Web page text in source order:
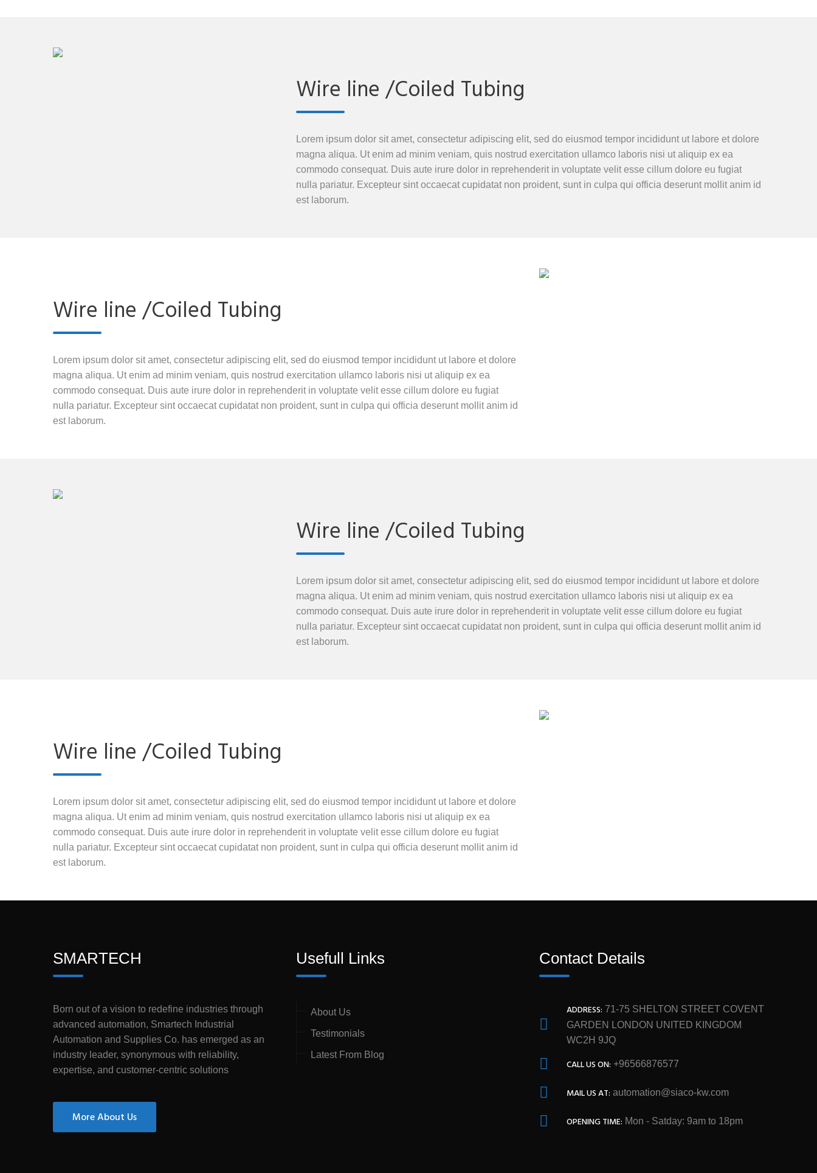
Wire line /Coiled Tubing
Lorem ipsum dolor sit amet, consectetur adipiscing elit, sed do eiusmod tempor incididunt ut labore et dolore
magna aliqua. Ut enim ad minim veniam, quis nostrud exercitation ullamco laboris nisi ut aliquip ex ea
commodo consequat. Duis aute irure dolor in reprehenderit in voluptate velit esse cillum dolore eu fugiat
nulla pariatur. Excepteur sint occaecat cupidatat non proident, sunt in culpa qui officia deserunt mollit anim id
est laborum.
Wire line /Coiled Tubing
Lorem ipsum dolor sit amet, consectetur adipiscing elit, sed do eiusmod tempor incididunt ut labore et dolore
magna aliqua. Ut enim ad minim veniam, quis nostrud exercitation ullamco laboris nisi ut aliquip ex ea
commodo consequat. Duis aute irure dolor in reprehenderit in voluptate velit esse cillum dolore eu fugiat
nulla pariatur. Excepteur sint occaecat cupidatat non proident, sunt in culpa qui officia deserunt mollit anim id
est laborum.
Wire line /Coiled Tubing
Lorem ipsum dolor sit amet, consectetur adipiscing elit, sed do eiusmod tempor incididunt ut labore et dolore
magna aliqua. Ut enim ad minim veniam, quis nostrud exercitation ullamco laboris nisi ut aliquip ex ea
commodo consequat. Duis aute irure dolor in reprehenderit in voluptate velit esse cillum dolore eu fugiat
nulla pariatur. Excepteur sint occaecat cupidatat non proident, sunt in culpa qui officia deserunt mollit anim id
est laborum.
Wire line /Coiled Tubing
Lorem ipsum dolor sit amet, consectetur adipiscing elit, sed do eiusmod tempor incididunt ut labore et dolore
magna aliqua. Ut enim ad minim veniam, quis nostrud exercitation ullamco laboris nisi ut aliquip ex ea
commodo consequat. Duis aute irure dolor in reprehenderit in voluptate velit esse cillum dolore eu fugiat
nulla pariatur. Excepteur sint occaecat cupidatat non proident, sunt in culpa qui officia deserunt mollit anim id
est laborum.
SMARTECH
Born out of a vision to redefine industries through
advanced automation, Smartech Industrial
Automation and Supplies Co. has emerged as an
industry leader, synonymous with reliability,
expertise, and customer-centric solutions
More About Us
Usefull Links
About Us
Testimonials
Latest From Blog
Contact Details
ADDRESS: 71-75 SHELTON STREET COVENT
GARDEN LONDON UNITED KINGDOM
WC2H 9JQ
CALL US ON: +96566876577
MAIL US AT: automation@siaco-kw.com
OPENING TIME: Mon - Satday: 9am to 18pm